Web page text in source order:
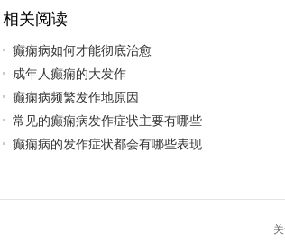
相关阅读
癫痫病如何才能彻底治愈
成年人癫痫的大发作
癫痫病频繁发作地原因
常见的癫痫病发作症状主要有哪些
癫痫病的发作症状都会有哪些表现